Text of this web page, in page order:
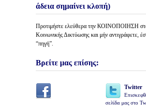
άδεια σημαίνει κλοπή)
Προτιμήστε ελεύθερα την ΚΟΙΝΟΠΟΙΗΣΗ
Κοινωνικής Δικτύωσης και μήν αντιγράφετε,
“πηγή”.
Βρείτε μας επίσης:
Twitter
σελίδα μας στο